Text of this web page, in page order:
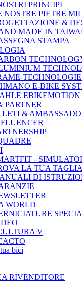
PRINCIPI
NOSTRE PIETRE
&
MADE IN
STAMPA
E-BIKE
EBIKEMOTION
PARTNER
&
-
LA TUA TAGLIA
DI
WORLD
V
bici
RIVENDITORE